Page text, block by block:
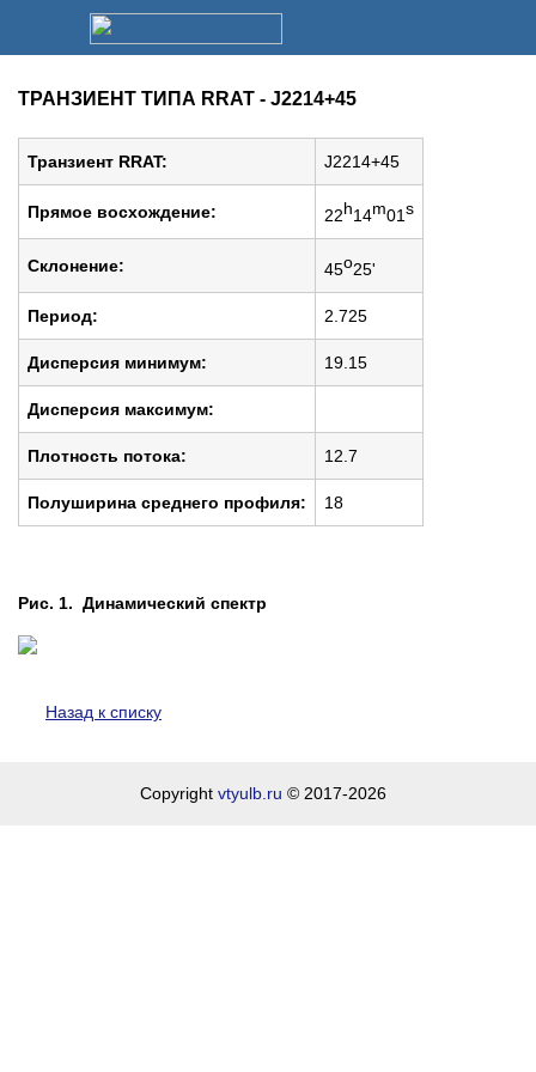
ТРАНЗИЕНТ ТИПА RRAT - J2214+45
Транзиент RRAT: J2214+45
Прямое восхождение: 22h14m01s
Cклонение: 45o25'
Период: 2.725
Дисперсия минимум: 19.15
Дисперсия максимум:
Плотность потока: 12.7
Полуширина среднего профиля: 18
Рис. 1. Динамический спектр
Назад к списку
Copyright vtyulb.ru © 2017-2026